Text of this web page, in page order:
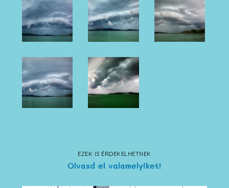
EZEK IS ÉRDEKELHETNEK
Olvasd el valamelyiket!